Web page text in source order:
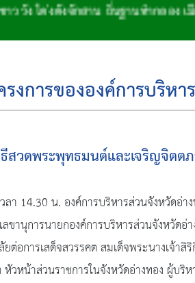
านทำกลอง เมืองสองพระนอน
งการขององค์การบริห
วดพระพุทธมนต์และเจริญจิตต
า 14.30 น. องค์การบริหารส่วนจังหวัดอ่
ขานุการนายกองค์การบริหารส่วนจังหวั
ยต่อการเสด็จสวรรคต สมเด็จพระนางเ
วหน้าส่วนราชการในจังหวัดอ่างทอง ผู้บ